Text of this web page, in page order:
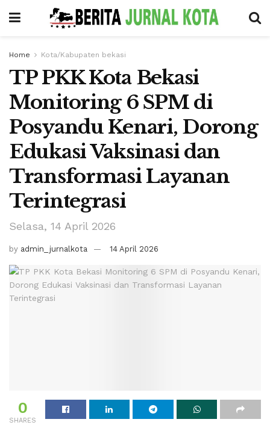
Home Kota/Kabupaten bekasi
TP PKK Kota Bekasi
Monitoring 6 SPM di
Posyandu Kenari, Dorong
Edukasi Vaksinasi dan
Transformasi Layanan
Terintegrasi
Selasa, 14 April 2026
by admin_jurnalkota 14 April 2026
0
SHARES